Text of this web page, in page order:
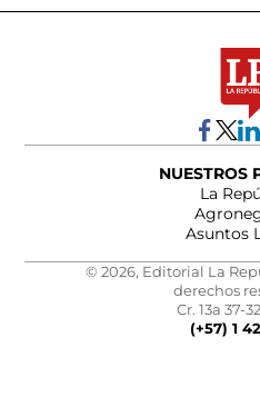
NUESTROS
La
Asuntos
© 2026, Editorial La
derechos
Cr. 13a 37-
(+57) 1